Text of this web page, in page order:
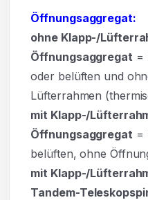
Öffnungsaggregat:
ohne Klapp-/
Öffnungsaggregat =
oder belüften und
Lüfterrahmen
mit Klapp-/
Öffnungsaggregat=
belüften, ohne
mit Klapp-/
Tandem-